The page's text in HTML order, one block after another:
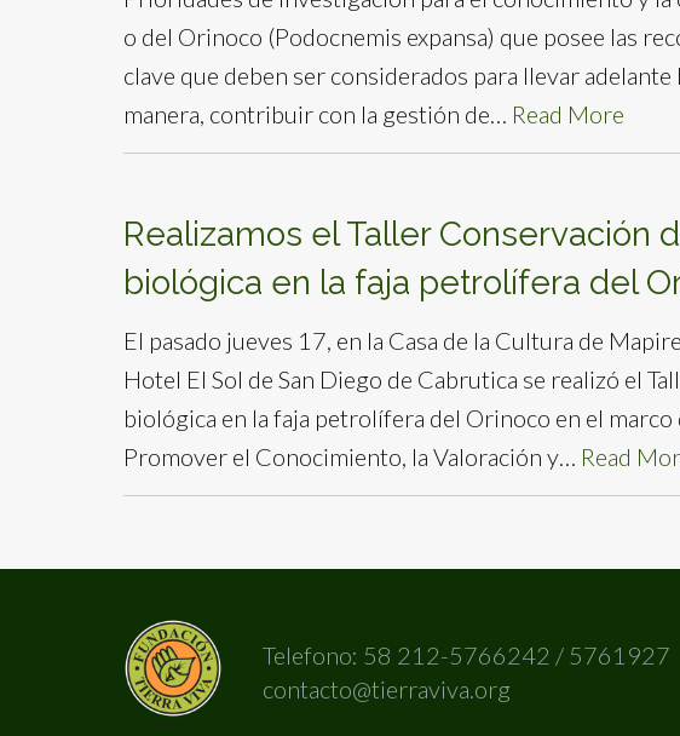
o del Orinoco (Podocnemis expansa) que posee las
clave que deben ser considerados para llevar
manera, contribuir con la gestión de… Read More
Realizamos el Taller Conservación
biológica en la faja petrolífera del
El pasado jueves 17, en la Casa de la Cultura de
Hotel El Sol de San Diego de Cabrutica se realizó el
biológica en la faja petrolífera del Orinoco en el
Promover el Conocimiento, la Valoración y… Read
Telefono: 58 212-5766242 / 5761927
contacto@tierraviva.org